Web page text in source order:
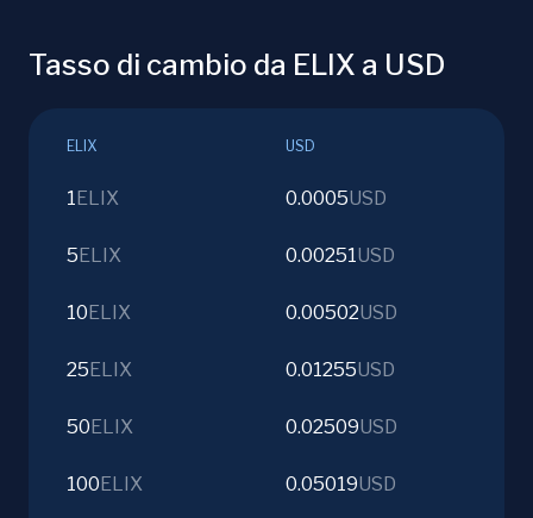
Tasso di cambio da ELIX a USD
ELIX USD
1 ELIX 0.0005USD
5 ELIX 0.00251USD
10 ELIX 0.00502USD
25 ELIX 0.01255USD
50 ELIX 0.02509USD
100 ELIX 0.05019USD